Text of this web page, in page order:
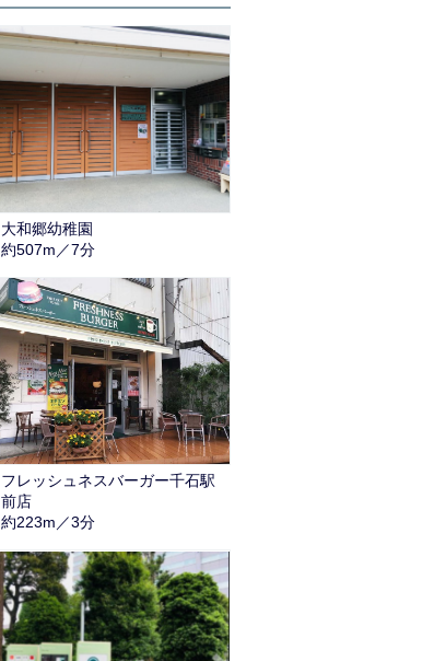
大和郷幼稚園
約507m／7分
フレッシュネスバーガー千石駅
前店
約223m／3分